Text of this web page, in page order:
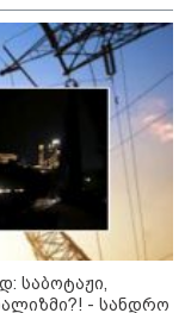
საბოტაჟი,
- სანდრო